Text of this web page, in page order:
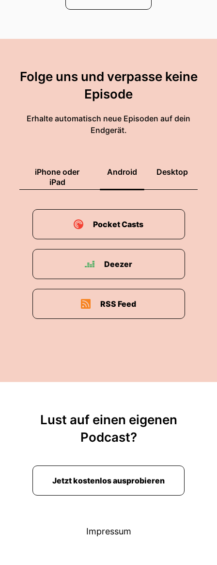
Folge uns und verpasse keine
Episode
Erhalte automatisch neue Episoden auf dein
Endgerät.
iPhone oder
iPad
Android Desktop
Pocket Casts
Deezer
RSS Feed
Lust auf einen eigenen
Podcast?
Jetzt kostenlos ausprobieren
Impressum